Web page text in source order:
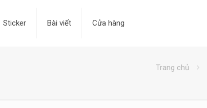
Sticker Bài viết Cửa hàng
Trang chủ